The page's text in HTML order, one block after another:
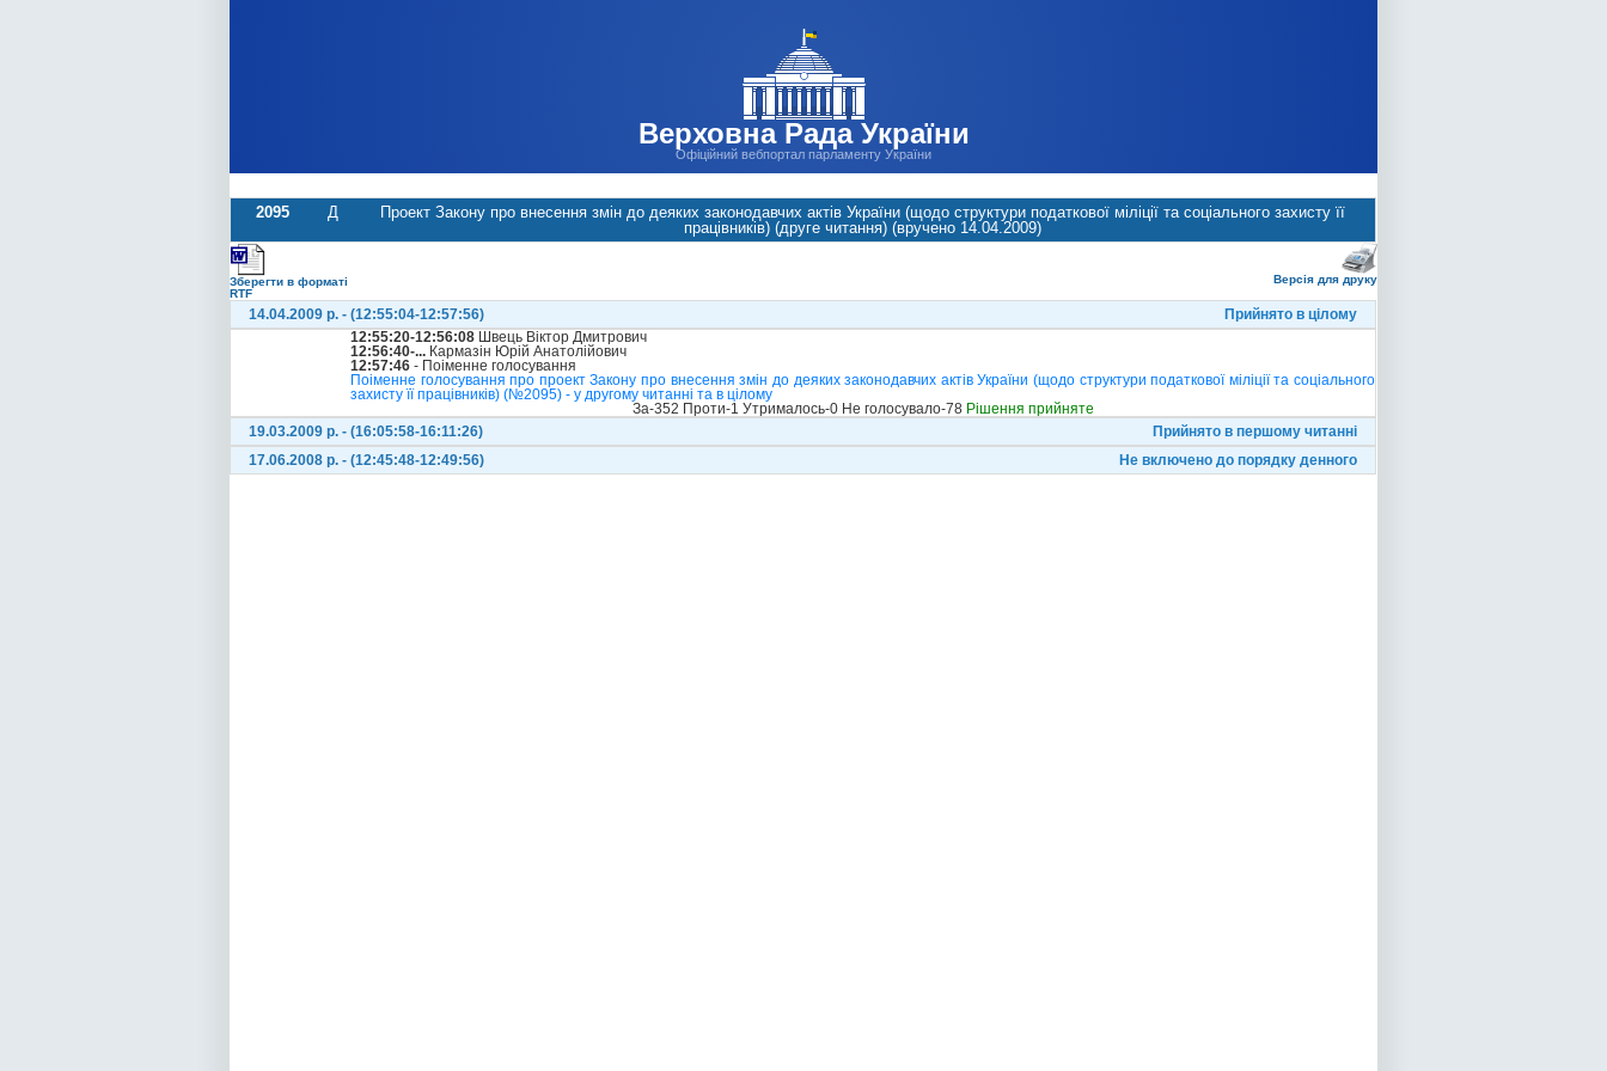
Верховна Рада України
Офіційний вебпортал парламенту України
2095 Д
Проект Закону про внесення змін до деяких законодавчих актів України (щодо структури податкової міліції та соціального захисту її
працівників) (друге читання) (вручено 14.04.2009)
Зберегти в форматі
RTF
Версія для друку
14.04.2009 р. - (12:55:04-12:57:56)
Прийнято в цілому
12:55:20-12:56:08 Швець Віктор Дмитрович
12:56:40-... Кармазін Юрій Анатолійович
12:57:46 - Поіменне голосування
Поіменне голосування про проект Закону про внесення змін до деяких законодавчих актів України (щодо структури податкової міліції та соціального
захисту її працівників) (№2095) - у другому читанні та в цілому
За-352 Проти-1 Утрималось-0 Не голосувало-78 Рішення прийняте
19.03.2009 р. - (16:05:58-16:11:26)
Прийнято в першому читанні
17.06.2008 р. - (12:45:48-12:49:56)
Не включено до порядку денного